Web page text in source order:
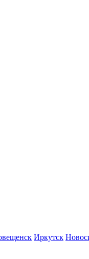
Иркутск